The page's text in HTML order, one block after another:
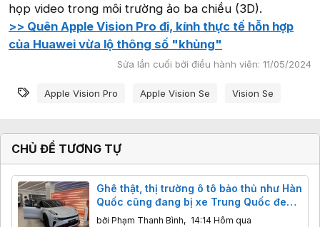
họp video trong môi trường ảo ba chiều (3D).
>> Quên Apple Vision Pro đi, kính thực tế hỗn hợp
của Huawei vừa lộ thông số "khủng"
Sửa lần cuối bởi điều hành viên: 11/05/2024
Từ khóa
Apple Vision Pro Apple Vision Se Vision Se
CHỦ ĐỀ TƯƠNG TỰ
Ghê thật, thị trường ô tô bảo thủ như Hàn
Quốc cũng đang bị xe Trung Quốc đe
dọa
bởi Phạm Thanh Bình, 14:14 Hôm qua